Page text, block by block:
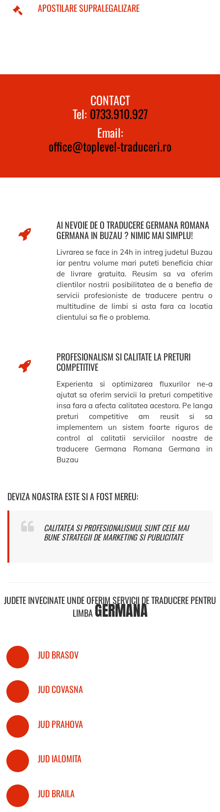
APOSTILARE SUPRALEGALIZARE
CONTACT
Tel: 0733.910.927
Email:
office@toplevel-traduceri.ro
AI NEVOIE DE O TRADUCERE GERMANA ROMANA
GERMANA IN BUZAU ? NIMIC MAI SIMPLU!
Livrarea se face in 24h in intreg judetul Buzau
iar pentru volume mari puteti beneficia chiar
de livrare gratuita. Reusim sa va oferim
clientilor nostrii posibilitatea de a benefia de
servicii profesioniste de traducere pentru o
multitudine de limbi si asta fara ca locatia
clientului sa fie o problema.
PROFESIONALISM SI CALITATE LA PRETURI
COMPETITIVE
Experienta si optimizarea fluxurilor ne-a
ajutat sa oferim servicii la preturi competitive
insa fara a afecta calitatea acestora. Pe langa
preturi competitive am reusit si sa
implementem un sistem foarte riguros de
control al calitatii serviciilor noastre de
traducere Germana Romana Germana in
Buzau
DEVIZA NOASTRA ESTE SI A FOST MEREU:
CALITATEA SI PROFESIONALISMUL SUNT CELE MAI
BUNE STRATEGII DE MARKETING SI PUBLICITATE
JUDETE INVECINATE UNDE OFERIM SERVICII DE TRADUCERE PENTRU
LIMBAGERMANA
JUD BRASOV
JUD COVASNA
JUD PRAHOVA
JUD IALOMITA
JUD BRAILA